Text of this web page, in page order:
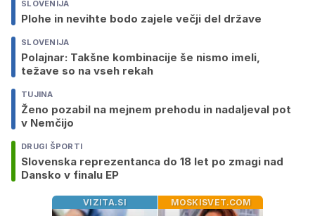
SLOVENIJA
Plohe in nevihte bodo zajele večji del države
SLOVENIJA
Polajnar: Takšne kombinacije še nismo imeli,
težave so na vseh rekah
TUJINA
Ženo pozabil na mejnem prehodu in nadaljeval pot
v Nemčijo
DRUGI ŠPORTI
Slovenska reprezentanca do 18 let po zmagi nad
Dansko v finalu EP
VIZITA.SI MOSKISVET.COM